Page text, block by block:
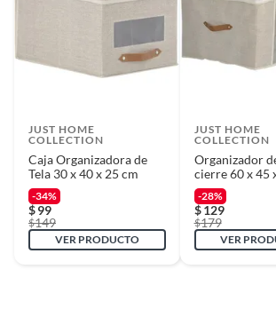
JUST HOME
COLLECTION
Caja Organizadora de
Tela 30 x 40 x 25 cm
-34%
$99
$149
VER PRODUCTO
JUST HOME
COLLECTION
Organizador
cierre 60 x 45
-28%
$ 129
$179
VER